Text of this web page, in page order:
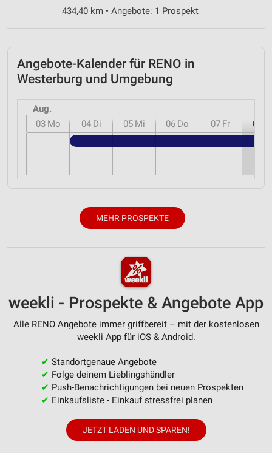
434,40 km • Angebote: 1 Prospekt
Angebote-Kalender für RENO in
Westerburg und Umgebung
Aug.
03 Mo 04 Di 05 Mi 06 Do 07 Fr 08
MEHR PROSPEKTE
weekli - Prospekte & Angebote App
Alle RENO Angebote immer griffbereit – mit der kostenlosen
weekli App für iOS & Android.
✔ Standortgenaue Angebote
✔ Folge deinem Lieblingshändler
✔ Push-Benachrichtigungen bei neuen Prospekten
✔ Einkaufsliste - Einkauf stressfrei planen
JETZT LADEN UND SPAREN!